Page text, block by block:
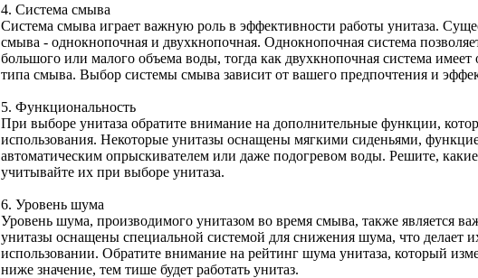
4. Система смыва
Система смыва играет важную роль в эффективности работы унитаза.
смыва - однокнопочная и двухкнопочная. Однокнопочная система
большого или малого объема воды, тогда как двухкнопочная система
типа смыва. Выбор системы смыва зависит от вашего предпочтения и
5. Функциональность
При выборе унитаза обратите внимание на дополнительные функции,
использования. Некоторые унитазы оснащены мягкими сиденьями,
автоматическим опрыскивателем или даже подогревом воды. Решите,
учитывайте их при выборе унитаза.
6. Уровень шума
Уровень шума, производимого унитазом во время смыва, также является
унитазы оснащены специальной системой для снижения шума, что делает
использовании. Обратите внимание на рейтинг шума унитаза, который
ниже значение, тем тише будет работать унитаз.